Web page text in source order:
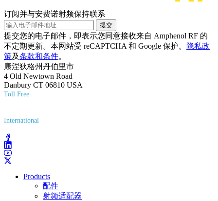
订阅并与安费诺射频保持联系
提交
提交您的电子邮件，即表示您同意接收来自 Amphenol RF 的
不定期更新。本网站受 reCAPTCHA 和 Google 保护。
隐私政
策及条款和条件。
康涅狄格州丹伯里市
4 Old Newtown Road
Danbury CT 06810 USA
Toll Free
International
Products
配件
射频适配器